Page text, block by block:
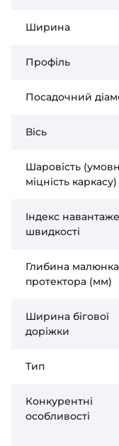
Ширина
Профіль
Посадочний
Вісь
Шаровість
міцність каркасу)
Індекс
швидкості
Глибина малюнка
протектора (мм)
Ширина бігової
доріжки
Тип
Конкурентні
особливості